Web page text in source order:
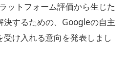
ットフォーム評価から生じた
決するための、Googleの自主
け入れる意向を発表しまし